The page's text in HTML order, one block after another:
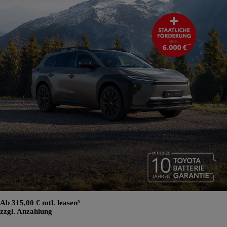
Ab 315,00 € mtl. leasen³
zzgl. Anzahlung